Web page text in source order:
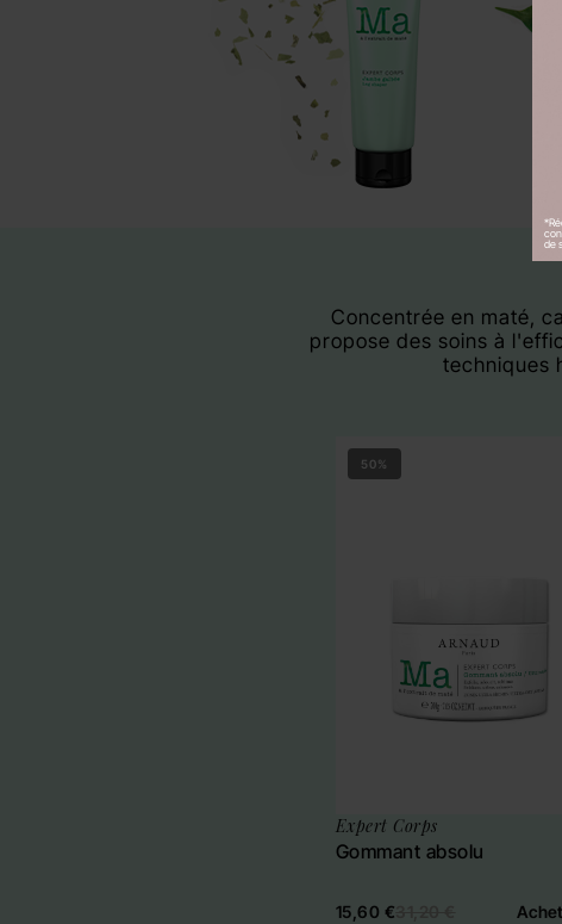
Concentrée en maté,
propose des soins à
techniques
50%
Expert Corps
Gommant absolu
15,60 €
de